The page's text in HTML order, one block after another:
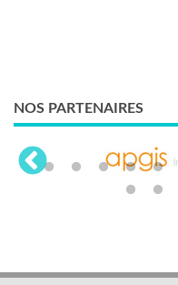
NOS PARTENAIRES